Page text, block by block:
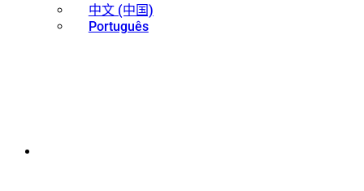
中文 (中国)
Português